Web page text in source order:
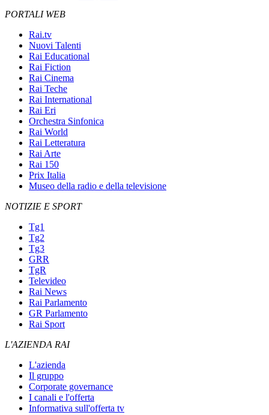
PORTALI WEB
Rai.tv
Nuovi Talenti
Rai Educational
Rai Fiction
Rai Cinema
Rai Teche
Rai International
Rai Eri
Orchestra Sinfonica
Rai World
Rai Letteratura
Rai Arte
Rai 150
Prix Italia
Museo della radio e della televisione
NOTIZIE E SPORT
Tg1
Tg2
Tg3
GRR
TgR
Televideo
Rai News
Rai Parlamento
GR Parlamento
Rai Sport
L'AZIENDA RAI
L'azienda
Il gruppo
Corporate governance
I canali e l'offerta
Informativa sull'offerta tv